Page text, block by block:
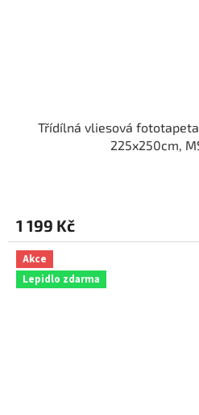
Třídílná vliesová
225x250cm,
1 199 Kč
Akce
Lepidlo zdarma